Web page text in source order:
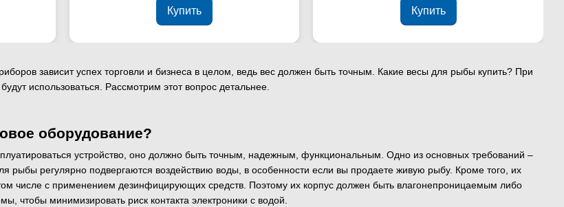
Купить Купить
зависит успех торговли и бизнеса в целом, ведь вес должен быть точным. Какие весы для рыбы купить? При
использоваться. Рассмотрим этот вопрос детальнее.
оборудование?
устройство, оно должно быть точным, надежным, функциональным. Одно из основных требований –
рыбы регулярно подвергаются воздействию воды, в особенности если вы продаете живую рыбу. Кроме того, их
числе с применением дезинфицирующих средств. Поэтому их корпус должен быть влагонепроницаемым либо
чтобы минимизировать риск контакта электроники с водой.